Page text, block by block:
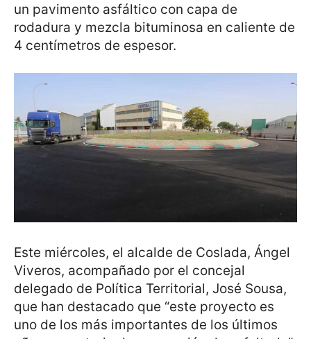
un pavimento asfáltico con capa de
rodadura y mezcla bituminosa en caliente de
4 centímetros de espesor.
Este miércoles, el alcalde de Coslada, Ángel
Viveros, acompañado por el concejal
delegado de Política Territorial, José Sousa,
que han destacado que “este proyecto es
uno de los más importantes de los últimos